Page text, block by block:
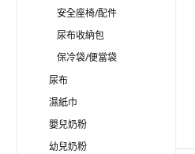
安全座椅/配件
尿布收納包
保冷袋/便當袋
尿布
濕紙巾
嬰兒奶粉
幼兒奶粉